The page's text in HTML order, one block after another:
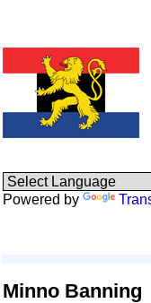
Powered by
Minno Banning